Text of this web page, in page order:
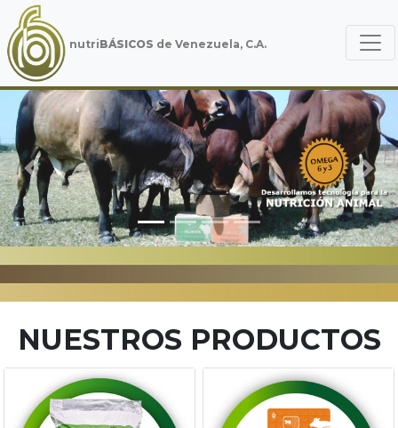
nutriBÁSICOS de Venezuela, C.A.
Previous
NUESTROS PRODUCTOS